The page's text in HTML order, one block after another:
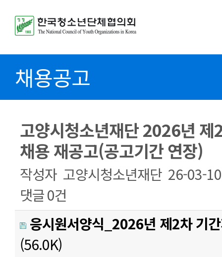
채용공고
고양시청소년재단 2026년 제
채용 재공고(공고기간 연장)
작성자 고양시청소년재단 26-03-
댓글0건
응시원서양식_2026년 제2차 기
(56.0K)